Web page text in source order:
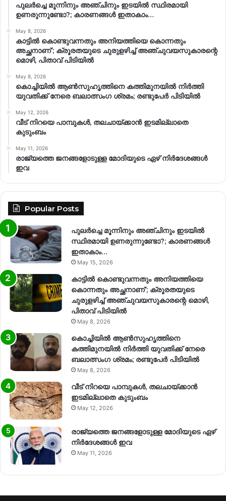
പുലർച്ചെ മൂന്നിനും അഞ്ചിനും ഇടയിൽ സ്ഥിരമായി
ഉണരുന്നുണ്ടോ?; കാരണങ്ങള്‍ ഇതാകാം…
May 8, 2026
കാട്ടിൽ കൊണ്ടുവന്നതും അനിയത്തിയെ കൊന്നതും
അച്ഛനാണ്’; ക്രൂരതയുടെ ചുരുളഴിച്ച് അഞ്ചുവയസുകാരന്റെ
മൊഴി, പിതാവ് പിടിയിൽ
May 8, 2026
കൊച്ചിയിൽ ആൺസുഹൃത്തിനെ കത്തിമുനയിൽ നിർത്തി
യുവതിക്ക് നേരെ ബലാത്സംഗ​ ശ്രമം; രണ്ടുപേർ പിടിയിൽ
May 12, 2026
വീട് നിറയെ പാമ്പുകൾ, തലചായ്ക്കാൻ ഇടമില്ലാതെ
കുടുംബം
May 11, 2026
രാജ്യത്തെ ജനങ്ങളോടുള്ള മോദിയുടെ ഏഴ് നിര്‍ദേശങ്ങള്‍
ഇവ
Popular Posts
പുലർച്ചെ മൂന്നിനും അഞ്ചിനും ഇടയിൽ
സ്ഥിരമായി ഉണരുന്നുണ്ടോ?; കാരണങ്ങള്‍
ഇതാകാം…
May 15, 2026
കാട്ടിൽ കൊണ്ടുവന്നതും അനിയത്തിയെ
കൊന്നതും അച്ഛനാണ്’; ക്രൂരതയുടെ
ചുരുളഴിച്ച് അഞ്ചുവയസുകാരന്റെ മൊഴി,
പിതാവ് പിടിയിൽ
May 8, 2026
കൊച്ചിയിൽ ആൺസുഹൃത്തിനെ
കത്തിമുനയിൽ നിർത്തി യുവതിക്ക് നേരെ
ബലാത്സംഗ​ ശ്രമം; രണ്ടുപേർ പിടിയിൽ
May 8, 2026
വീട് നിറയെ പാമ്പുകൾ, തലചായ്ക്കാൻ
ഇടമില്ലാതെ കുടുംബം
May 12, 2026
രാജ്യത്തെ ജനങ്ങളോടുള്ള മോദിയുടെ ഏഴ്
നിര്‍ദേശങ്ങള്‍ ഇവ
May 11, 2026